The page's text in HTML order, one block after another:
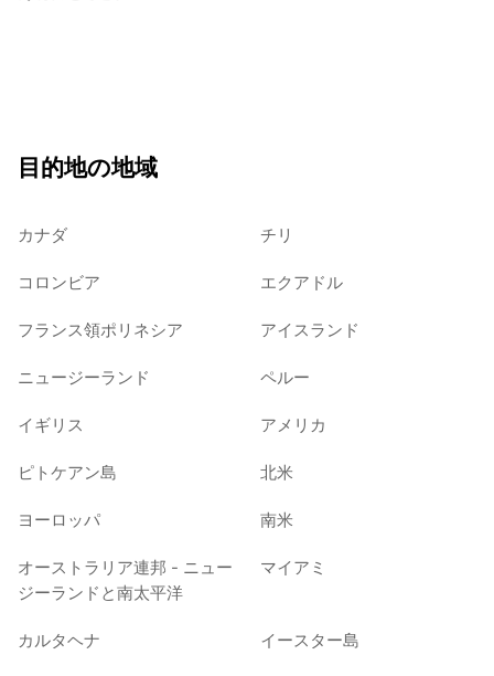
目的地の地域
カナダ チリ
コロンビア エクアドル
フランス領ポリネシア アイスランド
ニュージーランド ペルー
イギリス アメリカ
ピトケアン島 北米
ヨーロッパ 南米
オーストラリア連邦 - ニュー
ジーランドと南太平洋
マイアミ
カルタヘナ イースター島